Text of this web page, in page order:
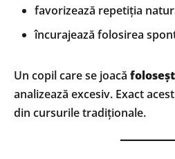
favorizează repetiția
încurajează folosirea
Un copil care se joacă
analizează excesiv. Exact
din cursurile tradiționale.